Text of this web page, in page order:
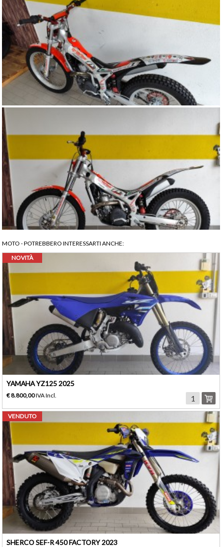
MOTO - POTREBBERO INTERESSARTI ANCHE:
YAMAHA YZ125 2025
€ 8.800,00IVA Incl.
NOVITÀ
SHERCO SEF-R 450 FACTORY 2023
VENDUTO